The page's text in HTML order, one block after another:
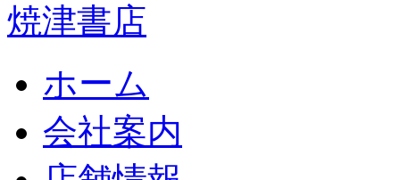
焼津書店
ホーム
会社案内